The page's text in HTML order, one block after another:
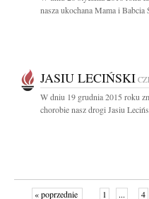
nasza ukochana Mama i Babcia
JASIU LECIŃSKI
W dniu 19 grudnia 2015 roku
chorobie nasz drogi Jasiu
« poprzednie 1 ... 4